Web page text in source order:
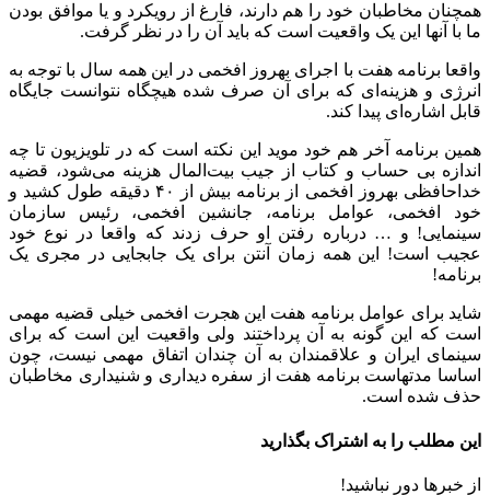
همچنان مخاطبان خود را هم دارند، فارغ از رویکرد و یا موافق بودن
ما با آنها این یک واقعیت است که باید آن را در نظر گرفت.
واقعا برنامه هفت با اجرای بهروز افخمی در این همه سال با توجه به
انرژی و هزینه‌ای که برای آن صرف شده هیچگاه نتوانست جایگاه
قابل اشاره‌ای پیدا کند.
همین برنامه آخر هم خود موید این نکته است که در تلویزیون تا چه
اندازه بی حساب و کتاب از جیب بیت‌المال هزینه می‌شود، قضیه
خداحافظی بهروز افخمی از برنامه بیش از ۴۰ دقیقه طول کشید و
خود افخمی، عوامل برنامه، جانشین افخمی، رئیس سازمان
سینمایی! و … درباره رفتن او حرف زدند که واقعا در نوع خود
عجیب است! این همه زمان آنتن برای یک جابجایی در مجری یک
برنامه!
شاید برای عوامل برنامه هفت این هجرت افخمی خیلی قضیه مهمی
است که این گونه به آن پرداختند ولی واقعیت این است که برای
سینمای ایران و علاقمندان به آن چندان اتفاق مهمی نیست، چون
اساسا مدتهاست برنامه هفت از سفره دیداری و شنیداری مخاطبان
حذف شده است.
این مطلب را به اشتراک بگذارید
از خبرها دور نباشید!